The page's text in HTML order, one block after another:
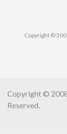
Copyright ©
Copyright ©
Reserved.